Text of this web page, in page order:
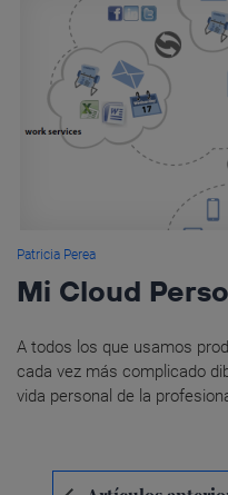
Patricia Perea
Mi Cloud
A todos los que usamos
cada vez más complicado
vida personal de la
Navegación